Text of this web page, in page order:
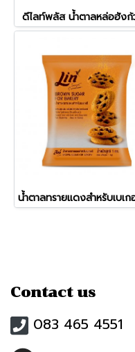
ดีไลท์พลัส น้ำตาลหล่อฮัง
Contact us
083 465 4551